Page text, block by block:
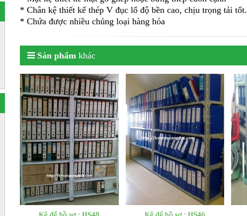
* Chân kệ thiết kế thép V đục lổ độ bền cao, chịu trọng tải tốt.
* Chứa được nhiều chủng loại hàng hóa
Sản phẩm khác
Kệ để hồ sơ : HS48 Kệ để hồ sơ : HS46